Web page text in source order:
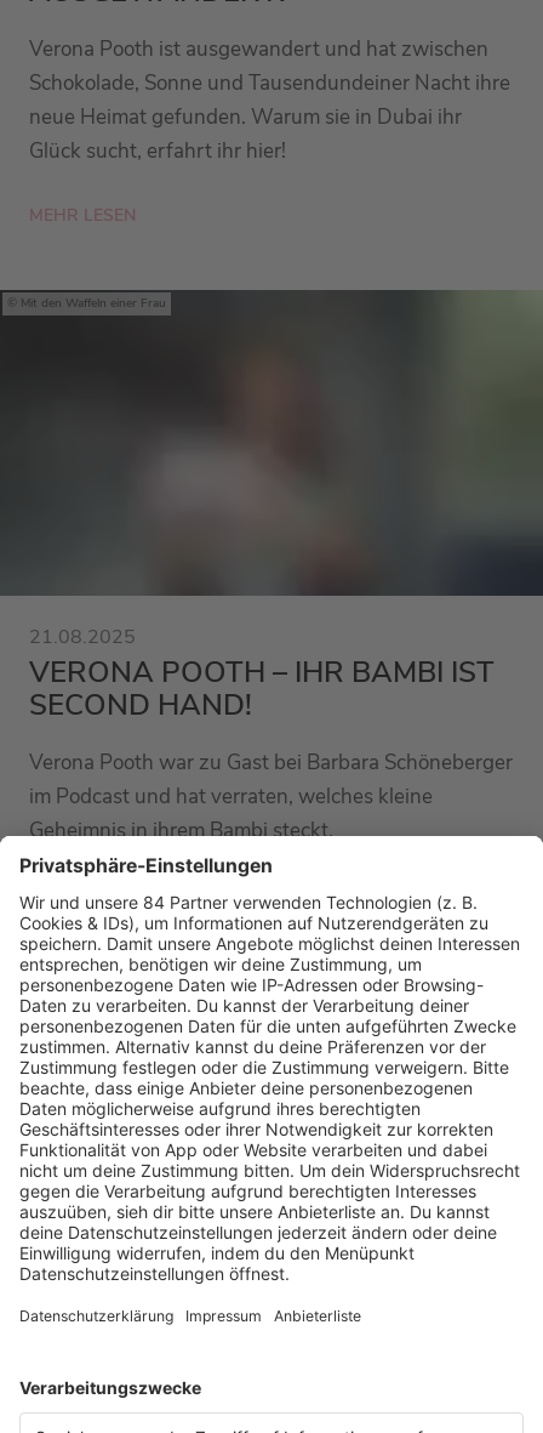
Verona Pooth ist ausgewandert und hat zwischen
Schokolade, Sonne und Tausendundeiner Nacht ihre
neue Heimat gefunden. Warum sie in Dubai ihr
Glück sucht, erfahrt ihr hier!
MEHR LESEN
Mit den Waffeln einer Frau
21.08.2025
VERONA POOTH – IHR BAMBI IST
SECOND HAND!
Verona Pooth war zu Gast bei Barbara Schöneberger
im Podcast und hat verraten, welches kleine
Geheimnis in ihrem Bambi steckt.
MEHR LESEN
HOME
RADIOS
barba radio
Lagerfeuer
Füße hoch
Schmusekatze
Song Contest
Mädelsabend
Ich hasse Sport
Sonntag Morgen